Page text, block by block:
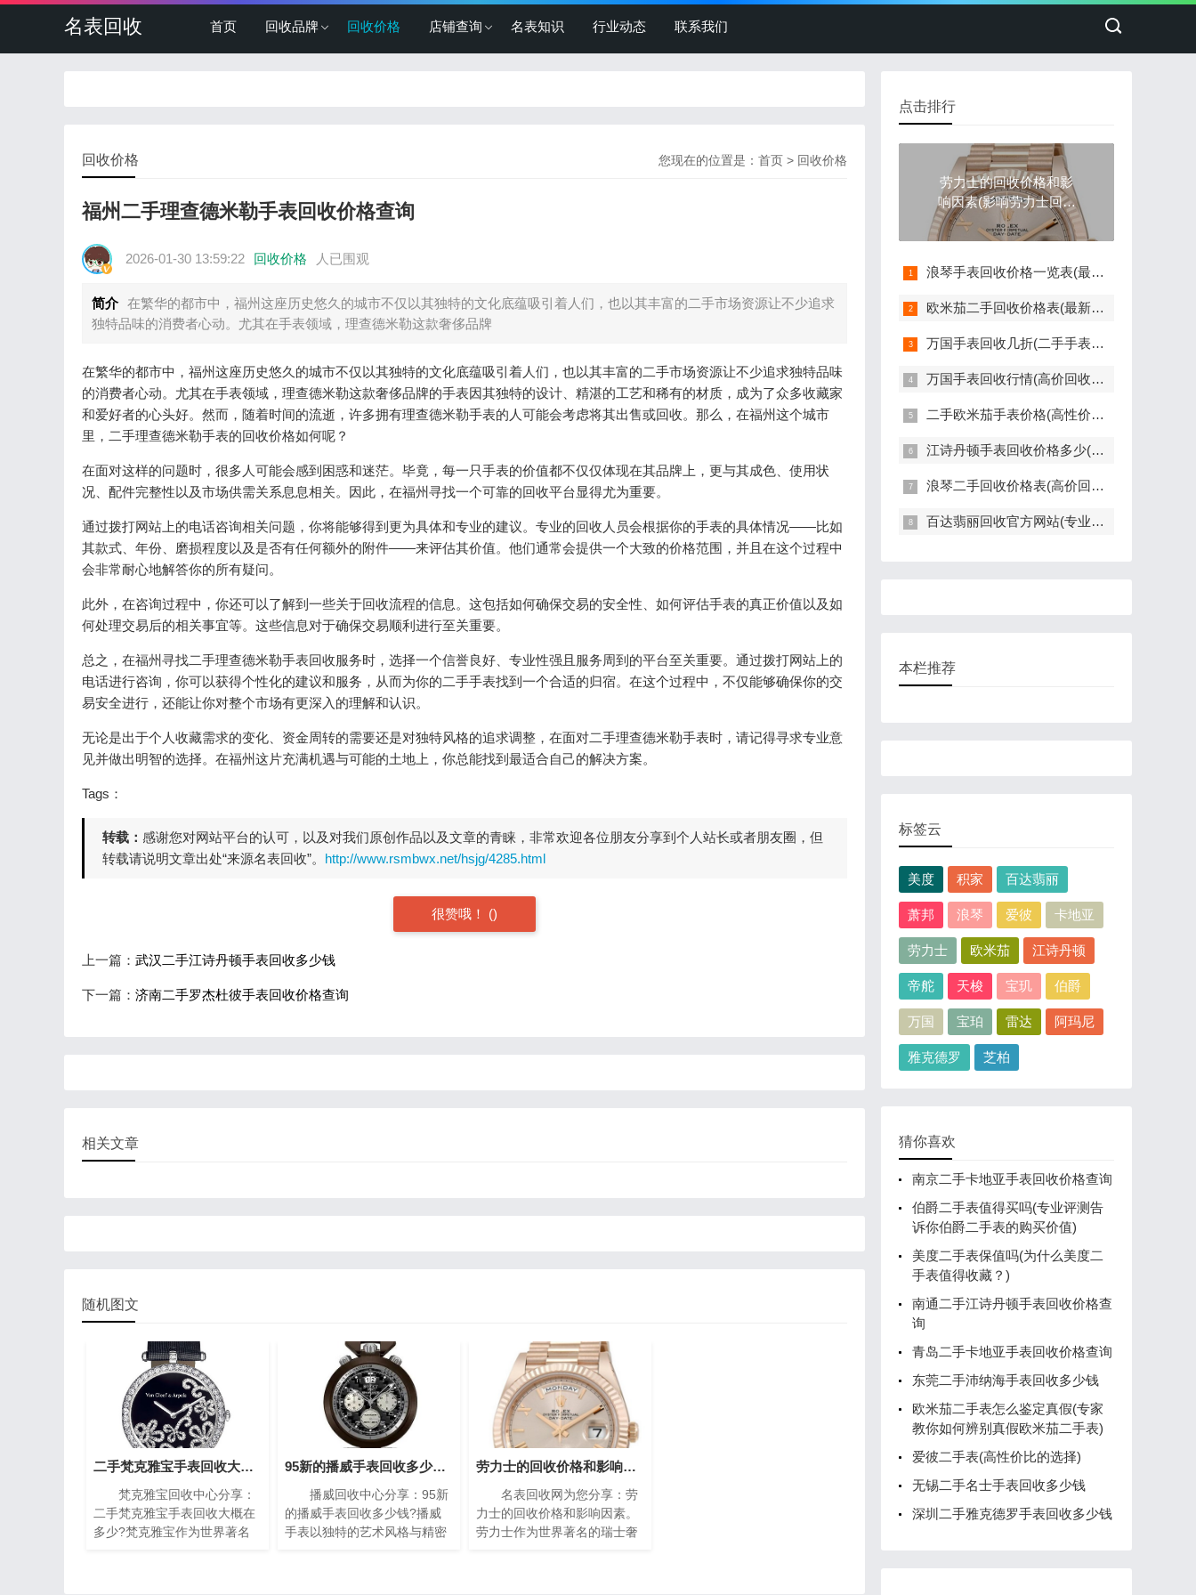
名表回收 首页 回收品牌 回收价格 店铺查询 名表知识 行业动态 联系我们
您现在的位置是： 首页 > 回收价格
回收价格
福州二手理查德米勒手表回收价格查询
2026-01-30 13:59:22 回收价格 人已围观
简介 在繁华的都市中，福州这座历史悠久的城市不仅以其独特的文化底蕴吸引着人们，也以其丰富的二手市场资源让不少追求
独特品味的消费者心动。尤其在手表领域，理查德米勒这款奢侈品牌
在繁华的都市中，福州这座历史悠久的城市不仅以其独特的文化底蕴吸引着人们，也以其丰富的二手市场资源让不少追求独特品味
的消费者心动。尤其在手表领域，理查德米勒这款奢侈品牌的手表因其独特的设计、精湛的工艺和稀有的材质，成为了众多收藏家
和爱好者的心头好。然而，随着时间的流逝，许多拥有理查德米勒手表的人可能会考虑将其出售或回收。那么，在福州这个城市
里，二手理查德米勒手表的回收价格如何呢？
在面对这样的问题时，很多人可能会感到困惑和迷茫。毕竟，每一只手表的价值都不仅仅体现在其品牌上，更与其成色、使用状
况、配件完整性以及市场供需关系息息相关。因此，在福州寻找一个可靠的回收平台显得尤为重要。
通过拨打网站上的电话咨询相关问题，你将能够得到更为具体和专业的建议。专业的回收人员会根据你的手表的具体情况——比如
其款式、年份、磨损程度以及是否有任何额外的附件——来评估其价值。他们通常会提供一个大致的价格范围，并且在这个过程中
会非常耐心地解答你的所有疑问。
此外，在咨询过程中，你还可以了解到一些关于回收流程的信息。这包括如何确保交易的安全性、如何评估手表的真正价值以及如
何处理交易后的相关事宜等。这些信息对于确保交易顺利进行至关重要。
总之，在福州寻找二手理查德米勒手表回收服务时，选择一个信誉良好、专业性强且服务周到的平台至关重要。通过拨打网站上的
电话进行咨询，你可以获得个性化的建议和服务，从而为你的二手手表找到一个合适的归宿。在这个过程中，不仅能够确保你的交
易安全进行，还能让你对整个市场有更深入的理解和认识。
无论是出于个人收藏需求的变化、资金周转的需要还是对独特风格的追求调整，在面对二手理查德米勒手表时，请记得寻求专业意
见并做出明智的选择。在福州这片充满机遇与可能的土地上，你总能找到最适合自己的解决方案。
Tags：
转载： 感谢您对网站平台的认可，以及对我们原创作品以及文章的青睐，非常欢迎各位朋友分享到个人站长或者朋友圈，但
转载请说明文章出处“来源名表回收”。 http://www.rsmbwx.net/hsjg/4285.html
很赞哦！ ()
上一篇： 武汉二手江诗丹顿手表回收多少钱
下一篇： 济南二手罗杰杜彼手表回收价格查询
相关文章
随机图文
二手梵克雅宝手表回收大概在多少?(梵克雅宝高价回收指南)
梵克雅宝回收中心分享：
二手梵克雅宝手表回收大概在
多少?梵克雅宝作为世界著名
95新的播威手表回收多少钱?(高价回收指南)
播威回收中心分享：95新
的播威手表回收多少钱?播威
手表以独特的艺术风格与精密
劳力士的回收价格和影响因素(影响劳力士回收价格的因素)
名表回收网为您分享：劳
力士的回收价格和影响因素。
劳力士作为世界著名的瑞士奢
点击排行
劳力士的回收价格和影
响因素(影响劳力士回收
价格的因素)
浪琴手表回收价格一览表(最新版)
欧米茄二手回收价格表(最新欧米茄手表回收价格参考)
万国手表回收几折(二手手表回收价格如何评估)
万国手表回收行情(高价回收指南)
二手欧米茄手表价格(高性价比的二手欧米茄手表推荐)
江诗丹顿手表回收价格多少(高价回收指南)
浪琴二手回收价格表(高价回收，快速评估，全面解读)
百达翡丽回收官方网站(专业回收服务，高价回收，轻松变现)
本栏推荐
标签云
美度 积家 百达翡丽
萧邦 浪琴 爱彼 卡地亚
劳力士 欧米茄 江诗丹顿
帝舵 天梭 宝玑 伯爵
万国 宝珀 雷达 阿玛尼
雅克德罗 芝柏
猜你喜欢
南京二手卡地亚手表回收价格查询
伯爵二手表值得买吗(专业评测告
诉你伯爵二手表的购买价值)
美度二手表保值吗(为什么美度二
手表值得收藏？)
南通二手江诗丹顿手表回收价格查
询
青岛二手卡地亚手表回收价格查询
东莞二手沛纳海手表回收多少钱
欧米茄二手表怎么鉴定真假(专家
教你如何辨别真假欧米茄二手表)
爱彼二手表(高性价比的选择)
无锡二手名士手表回收多少钱
深圳二手雅克德罗手表回收多少钱